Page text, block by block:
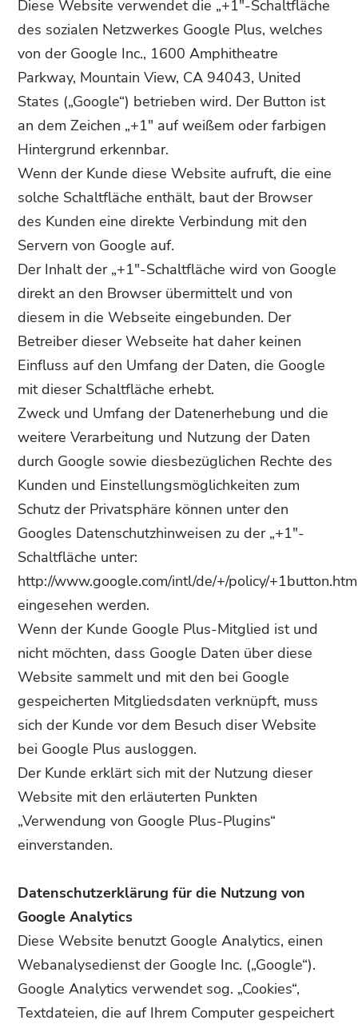
Diese Website verwendet die „+1″-Schaltfläche
des sozialen Netzwerkes Google Plus, welches
von der Google Inc., 1600 Amphitheatre
Parkway, Mountain View, CA 94043, United
States („Google“) betrieben wird. Der Button ist
an dem Zeichen „+1″ auf weißem oder farbigen
Hintergrund erkennbar.
Wenn der Kunde diese Website aufruft, die eine
solche Schaltfläche enthält, baut der Browser
des Kunden eine direkte Verbindung mit den
Servern von Google auf.
Der Inhalt der „+1″-Schaltfläche wird von Google
direkt an den Browser übermittelt und von
diesem in die Webseite eingebunden. Der
Betreiber dieser Webseite hat daher keinen
Einfluss auf den Umfang der Daten, die Google
mit dieser Schaltfläche erhebt.
Zweck und Umfang der Datenerhebung und die
weitere Verarbeitung und Nutzung der Daten
durch Google sowie diesbezüglichen Rechte des
Kunden und Einstellungsmöglichkeiten zum
Schutz der Privatsphäre können unter den
Googles Datenschutzhinweisen zu der „+1″-
Schaltfläche unter:
http://www.google.com/intl/de/+/policy/
eingesehen werden.
Wenn der Kunde Google Plus-Mitglied ist und
nicht möchten, dass Google Daten über diese
Website sammelt und mit den bei Google
gespeicherten Mitgliedsdaten verknüpft, muss
sich der Kunde vor dem Besuch diser Website
bei Google Plus ausloggen.
Der Kunde erklärt sich mit der Nutzung dieser
Website mit den erläuterten Punkten
„Verwendung von Google Plus-Plugins“
einverstanden.
Datenschutzerklärung für die Nutzung von
Google Analytics
Diese Website benutzt Google Analytics, einen
Webanalysedienst der Google Inc. („Google“).
Google Analytics verwendet sog. „Cookies“,
Textdateien, die auf Ihrem Computer gespeichert